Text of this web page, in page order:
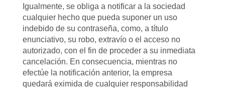
Igualmente, se obliga a notificar a la sociedad
cualquier hecho que pueda suponer un uso
indebido de su contraseña, como, a título
enunciativo, su robo, extravío o el acceso no
autorizado, con el fin de proceder a su inmediata
cancelación. En consecuencia, mientras no
efectúe la notificación anterior, la empresa
quedará eximida de cualquier responsabilidad